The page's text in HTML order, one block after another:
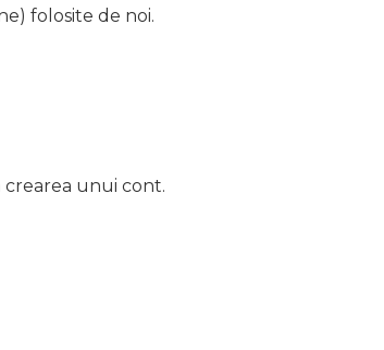
folosite de noi.
crearea unui cont.